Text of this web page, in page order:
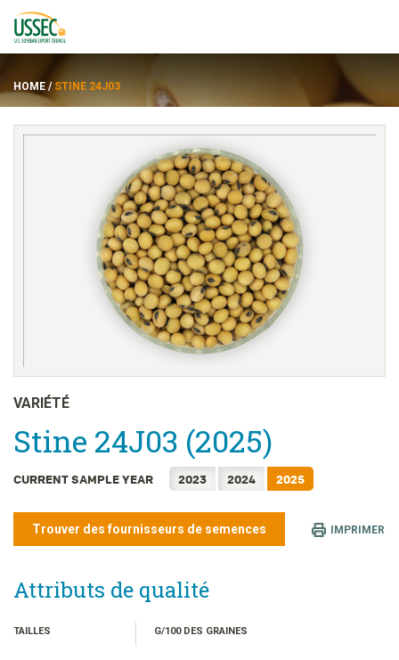
Fournisseurs
À propos de
ENGLISH
日本語
한국어
简体中文
繁體中文
TIẾNG VIỆT
HOME / STINE 24J03
VARIÉTÉ
Stine 24J03 (2025)
CURRENT SAMPLE YEAR 2023 2024 2025
Trouver des fournisseurs de semences IMPRIMER
Attributs de qualité
TAILLES G/100 DES GRAINES